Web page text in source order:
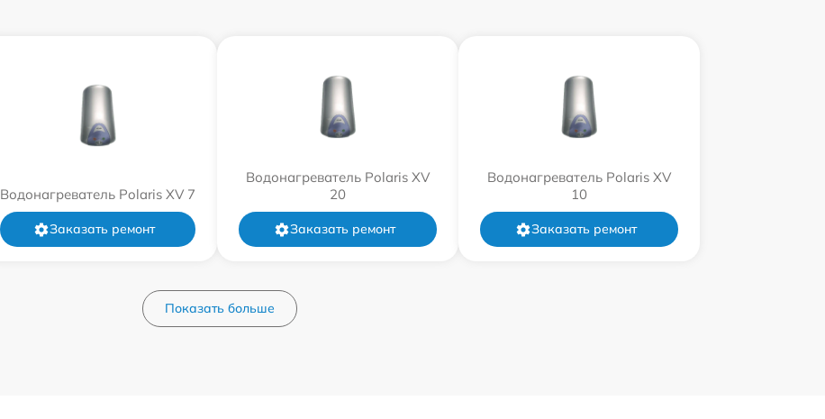
Водонагреватель Polaris XV 7
Заказать ремонт
Водонагреватель Polaris XV
20
Заказать ремонт
Водонагреватель Polaris XV
10
Заказать ремонт
Показать больше